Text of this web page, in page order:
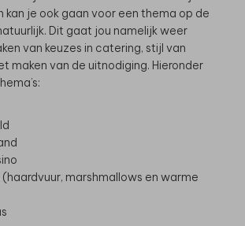
kan je ook gaan voor een thema op de
Dit gaat jou namelijk weer
van keuzes in catering, stijl van
maken van de uitnodiging. Hieronder
marshmallows en warme